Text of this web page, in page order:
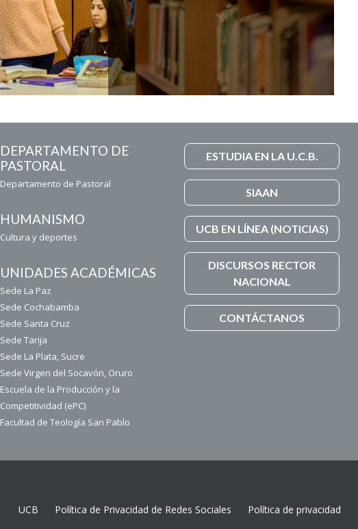
DEPARTAMENTO DE
PASTORAL
Departamento de Pastoral
HUMANISMO
Cultura y deportes
UNIDADES ACADÉMICAS
Sede La Paz
Sede Cochabamba
Sede Santa Cruz
Sede Tarija
Sede La Plata, Sucre
Sede Virgen del Socavón, Oruro
Escuela de la Producción y la
Competitividad (ePC)
Facultad de Teología San Pablo
ESTUDIA EN LA U.C.B.
SIAAN
UCB EN LÍNEA (NOTICIAS)
DISCURSOS RECTOR
NACIONAL
CONTÁCTANOS
UCB Política de Privacidad de Redes Sociales Política de privacidad